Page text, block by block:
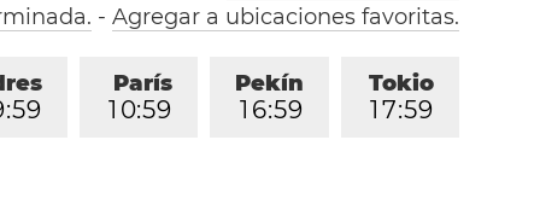
- Agregar a ubicaciones favoritas.
Tokio
1 7:59
Pekín
1 6:59
París
1 0:59
:59